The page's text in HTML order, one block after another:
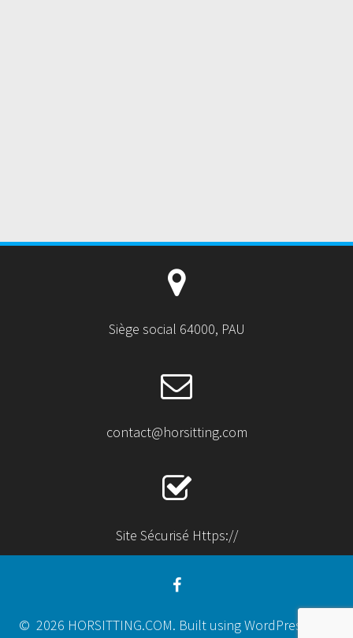
Siège social 64000, PAU
contact@horsitting.com
Site Sécurisé Https://
© 2026 HORSITTING.COM. Built using WordPress and